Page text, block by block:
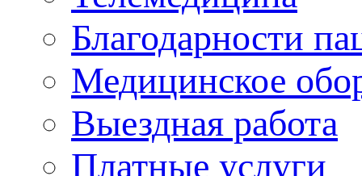
Благодарности
Медицинское
Выездная работа
Платные услуги